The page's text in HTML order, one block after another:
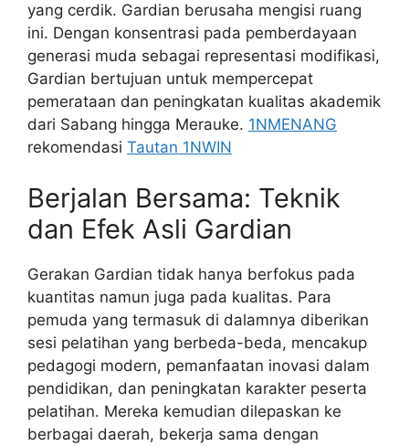
yang cerdik. Gardian berusaha mengisi ruang
ini. Dengan konsentrasi pada pemberdayaan
generasi muda sebagai representasi modifikasi,
Gardian bertujuan untuk mempercepat
pemerataan dan peningkatan kualitas akademik
dari Sabang hingga Merauke. 1NMENANG
rekomendasi Tautan 1NWIN
Berjalan Bersama: Teknik
dan Efek Asli Gardian
Gerakan Gardian tidak hanya berfokus pada
kuantitas namun juga pada kualitas. Para
pemuda yang termasuk di dalamnya diberikan
sesi pelatihan yang berbeda-beda, mencakup
pedagogi modern, pemanfaatan inovasi dalam
pendidikan, dan peningkatan karakter peserta
pelatihan. Mereka kemudian dilepaskan ke
berbagai daerah, bekerja sama dengan